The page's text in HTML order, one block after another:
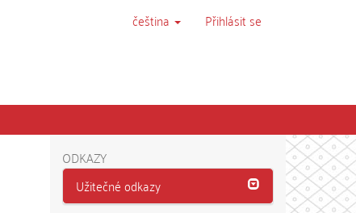
čeština Přihlásit se
ODKAZY
Užitečné odkazy